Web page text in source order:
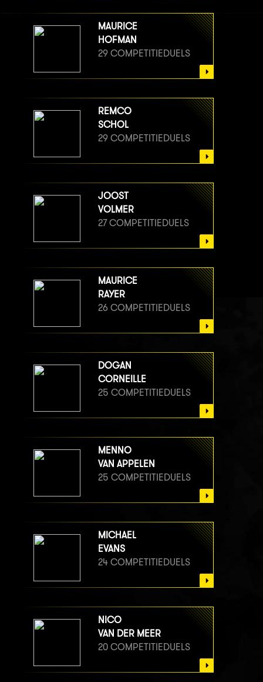
MAURICE
HOFMAN
29 COMPETITIEDUELS
REMCO
SCHOL
29 COMPETITIEDUELS
JOOST
VOLMER
27 COMPETITIEDUELS
MAURICE
RAYER
26 COMPETITIEDUELS
DOGAN
CORNEILLE
25 COMPETITIEDUELS
MENNO
VAN APPELEN
25 COMPETITIEDUELS
MICHAEL
EVANS
24 COMPETITIEDUELS
NICO
VAN DER MEER
20 COMPETITIEDUELS